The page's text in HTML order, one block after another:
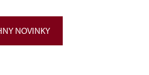
NOVINKY